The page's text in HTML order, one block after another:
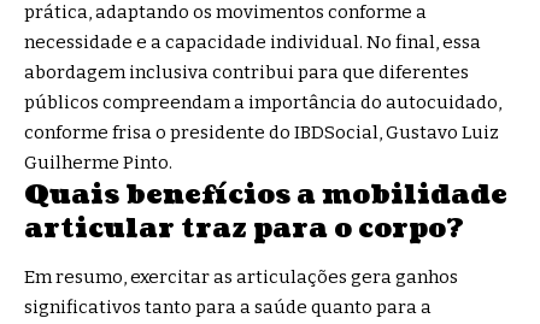
prática, adaptando os movimentos conforme a
necessidade e a capacidade individual. No final, essa
abordagem inclusiva contribui para que diferentes
públicos compreendam a importância do autocuidado,
conforme frisa o presidente do IBDSocial, Gustavo Luiz
Guilherme Pinto.
Quais benefícios a mobilidade
articular traz para o corpo?
Em resumo, exercitar as articulações gera ganhos
significativos tanto para a saúde quanto para a